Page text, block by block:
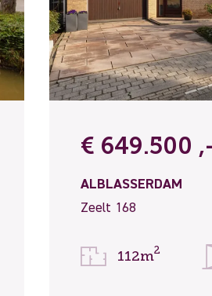
€ 649.500
ALBLASSERDAM
Zeelt 168
112m2